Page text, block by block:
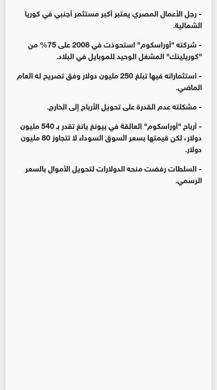
- رجل الأعمال المصري يعتبر أكبر مستثمر أجنبي في كوريا
الشمالية.
- شركته "أوراسكوم" استحوذت في 2008 على 75% من
"كوريلينك" المشغل الوحيد للموبايل في البلاد.
- استثماراته فيها تبلغ 250 مليون دولار وفق تصريح له العام
الماضي.
- مشكلته عدم القدرة على تحويل الأرباح إلى الخارج.
- أرباح "أوراسكوم" العالقة في بيونغ يانغ تقدر بـ 540 مليون
دولار، لكن قيمتها بسعر السوق السوداء لا تتجاوز 80 مليون
دولار.
- السلطات رفضت منحه الدولارات لتحويل الأموال بالسعر
الرسمي.